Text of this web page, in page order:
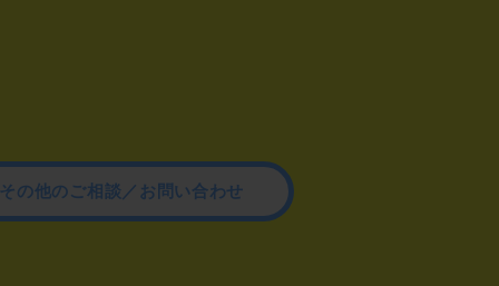
その他のご相談／お問い合わせ